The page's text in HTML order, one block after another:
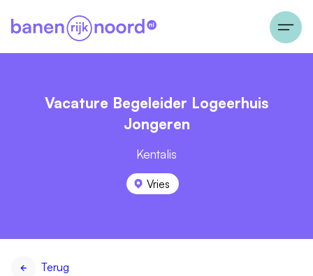
Vacature Begeleider Logeerhuis
Jongeren
Kentalis
Vries
Terug